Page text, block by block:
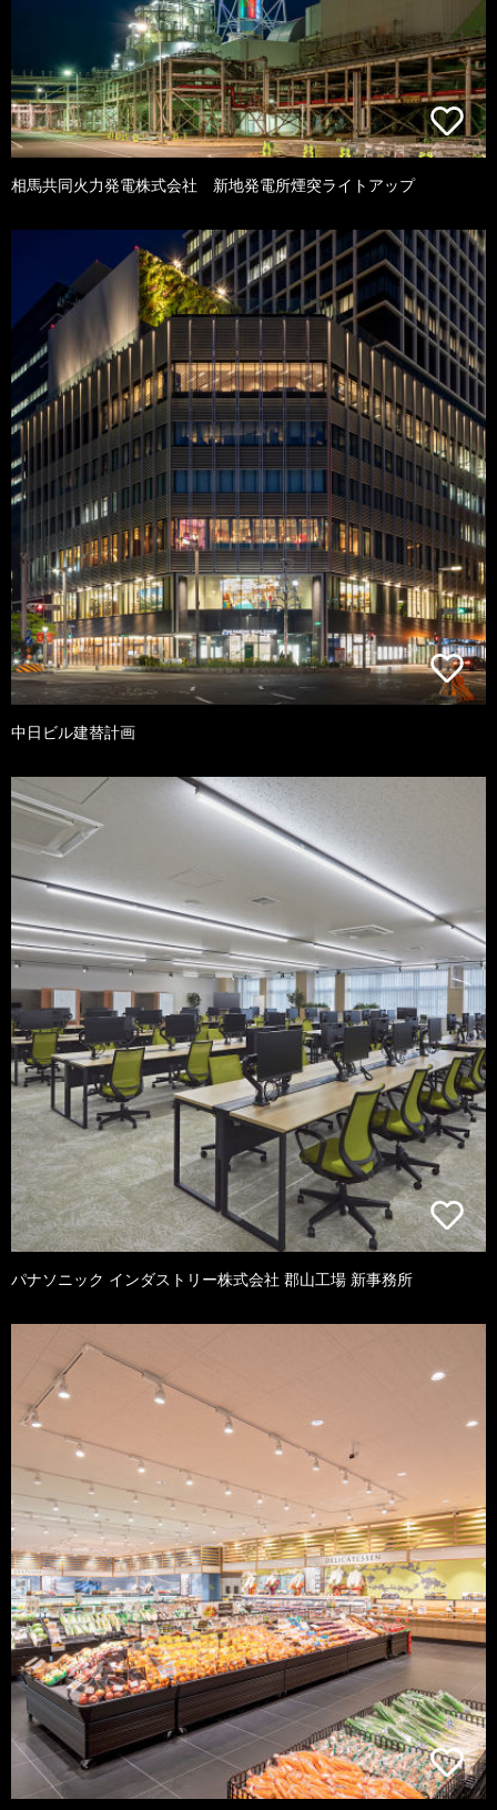
相馬共同火力発電株式会社 新地発電所煙突ライトアップ
中日ビル建替計画
パナソニック インダストリー株式会社 郡山工場 新事務所